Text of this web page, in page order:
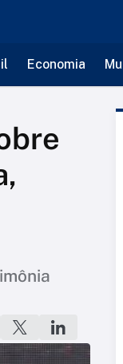
Economia